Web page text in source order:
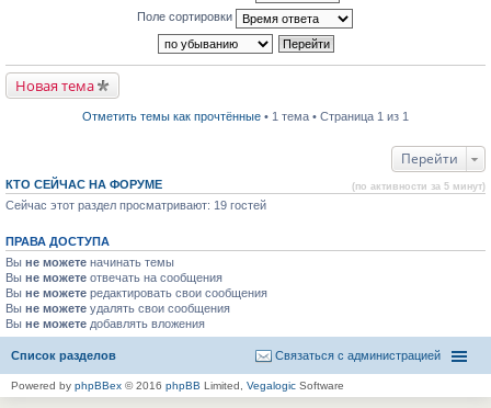
т
а
н
о
о
б
н
ю
п
р
о
н
о
м
о
о
щ
е
н
и
ю
р
в
о
р
о
ч
а
н
н
о
м
у
с
о
б
щ
е
Поле сортировки
Новая тема
Отметить темы как прочтённые • 1 тема • Страница 1 из 1
Перейти
КТО СЕЙЧАС НА ФОРУМЕ (по активности за 5 минут)
Сейчас этот раздел просматривают: 19 гостей
ПРАВА ДОСТУПА
Вы не можете начинать темы
Вы не можете отвечать на сообщения
Вы не можете редактировать свои сообщения
Вы не можете удалять свои сообщения
Вы не можете добавлять вложения
Список разделов Связаться с администрацией
Powered by phpBBex © 2016 phpBB Limited, Vegalogic Software